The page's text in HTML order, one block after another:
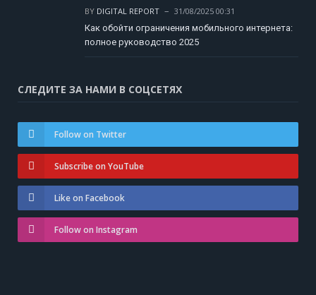
BY DIGITAL REPORT
31/08/2025 00:31
Как обойти ограничения мобильного интернета:
полное руководство 2025
СЛЕДИТЕ ЗА НАМИ В СОЦСЕТЯХ
Follow on Twitter
Subscribe on YouTube
Like on Facebook
Follow on Instagram